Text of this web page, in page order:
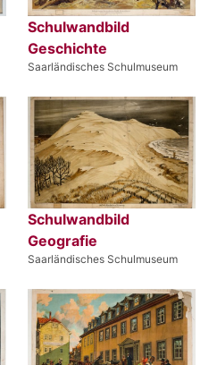
Schulwandbild
Geschichte
Saarländisches Schulmuseum
Schulwandbild
Geografie
Saarländisches Schulmuseum